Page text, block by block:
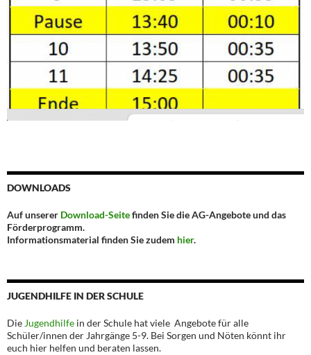
DOWNLOADS
Auf unserer Download-Seitefinden Sie die AG-Angebote und das
Förderprogramm.
Informationsmaterial finden Sie zudem hier.
JUGENDHILFE IN DER SCHULE
Die Jugendhilfe in der Schule hat viele Angebote für alle
Schüler/innen der Jahrgänge 5-9. Bei Sorgen und Nöten könnt ihr
euch hier helfen und beraten lassen.